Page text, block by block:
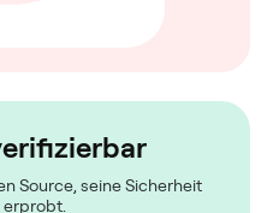
Source, seine Sicherheit